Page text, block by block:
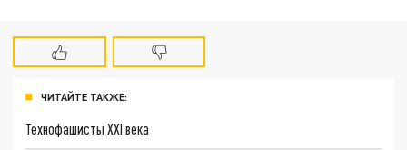
ЧИТАЙТЕ ТАКЖЕ:
Технофашисты XXI века